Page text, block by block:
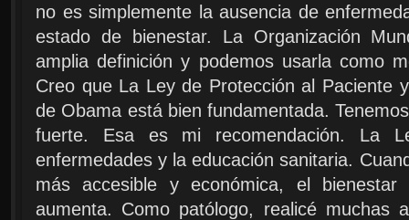
no es simplemente la ausencia de
estado de bienestar. La Organización
amplia definición y podemos usarla como
Creo que La Ley de Protección al Paciente
de Obama está bien fundamentada.
fuerte. Esa es mi recomendación. La
enfermedades y la educación sanitaria.
más accesible y económica, el
aumenta. Como patólogo, realicé muchas